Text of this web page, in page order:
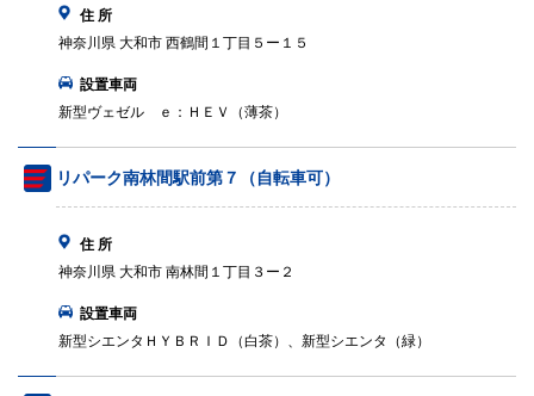
住 所
神奈川県 大和市 西鶴間１丁目５ー１５
設置車両
新型ヴェゼル ｅ：ＨＥＶ（薄茶）
リパーク南林間駅前第７（自転車可）
住 所
神奈川県 大和市 南林間１丁目３ー２
設置車両
新型シエンタＨＹＢＲＩＤ（白茶）、新型シエンタ（緑）